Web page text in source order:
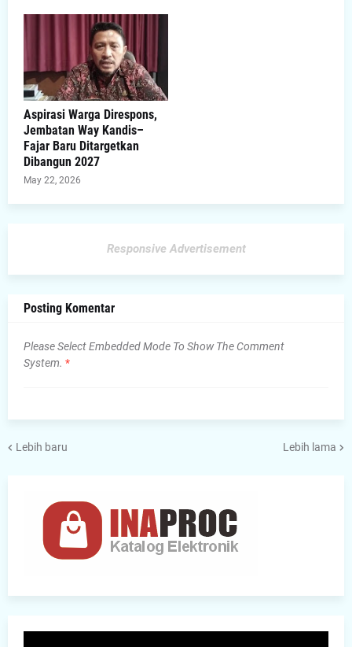
Aspirasi Warga Direspons,
Jembatan Way Kandis–
Fajar Baru Ditargetkan
Dibangun 2027
May 22, 2026
Responsive Advertisement
Posting Komentar
Please Select Embedded Mode To Show The Comment
System. *
Lebih baru Lebih lama